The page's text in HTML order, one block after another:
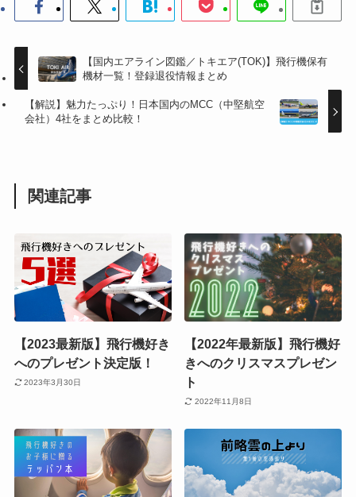
【国内エアライン図鑑／トキエア(TOK)】飛行機保有
機材一覧！登録退役情報まとめ
【解説】魅力たっぷり！日本国内のMCC（中堅航空
会社）4社をまとめ比較！
関連記事
【2023最新版】飛行機好き
へのプレゼント決定版！
2023年3月30日
【2022年最新版】飛行機好
きへのクリスマスプレゼン
ト
2022年11月8日